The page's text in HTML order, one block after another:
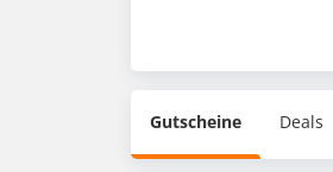
Gutscheine Deals